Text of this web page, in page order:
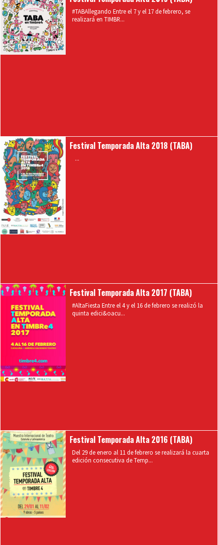
#TABAllegando Entre el 7 y el 17 de febrero, se
realizará en TIMBR...
Festival Temporada Alta 2018 (TABA)
...
Festival Temporada Alta 2017 (TABA)
#AltaFiesta Entre el 4 y el 16 de febrero se realizó la
quinta edici&oacu...
Festival Temporada Alta 2016 (TABA)
Del 29 de enero al 11 de febrero se realizará la cuarta
edición consecutiva de Temp...